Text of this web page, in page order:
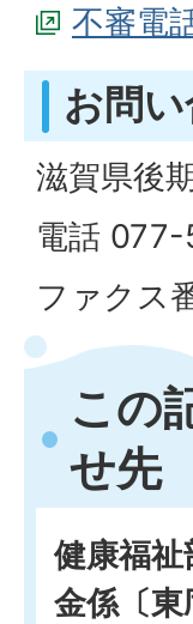
不審電
お問
滋賀県後
電話
ファクス
この
せ先
健康福祉
金係〔東